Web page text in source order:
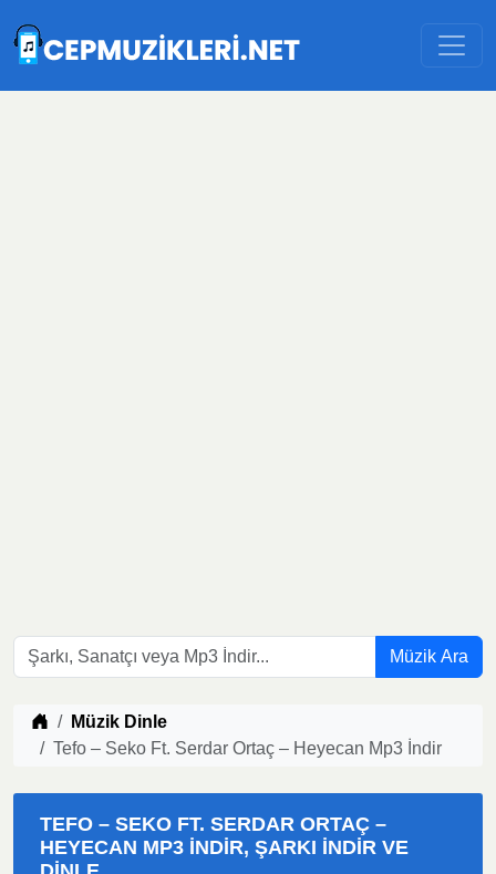
Müzik Ara
Müzik indir
Müzik Dinle
Tefo – Seko Ft. Serdar Ortaç – Heyecan Mp3 İndir
TEFO – SEKO FT. SERDAR ORTAÇ –
HEYECAN MP3 İNDIR, ŞARKI İNDIR VE